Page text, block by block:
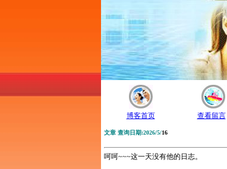
博客首页 查看留言
文章 查询日期:2026/5/16
呵呵~~~这一天没有他的日志。